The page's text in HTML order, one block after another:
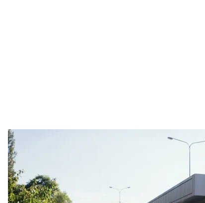
В поступлении в вуз Наталье помогла золотая
Екатерина Цареградская, переводчик с
университете. В 2006 году поступила в
осталась на некоторое время там